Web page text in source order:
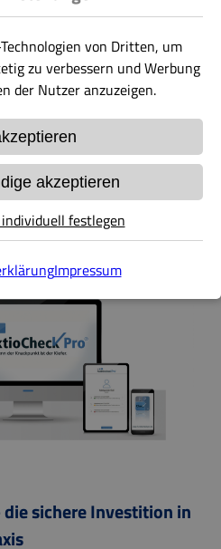
Patienten dadurch, dass er
Bildunterstützung
wird, eine praxisnahe
bietet Ihnen und Ihren
sowie rechtliche Sicherheit
Basis und sichere
mögliche Therapieverläufe.
die sichere Investition in
von Dritten, um
zu verbessern und Werbung
der Nutzer anzuzeigen.
akzeptieren
festlegen
Impressum